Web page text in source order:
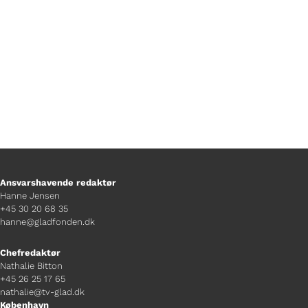
Ansvarshavende redaktør
Hanne Jensen
+45 30 20 68 35
hanne@gladfonden.dk
Chefredaktør
Nathalie Bitton
+45 26 25 17 65
nathalie@tv-glad.dk
København